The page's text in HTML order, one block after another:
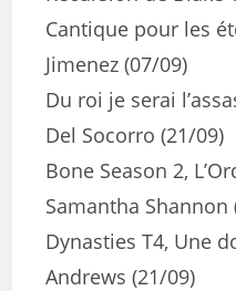
Cantique pour les
Jimenez (07/09)
Du roi je serai
Del Socorro (21/09)
Bone Season 2,
Samantha Shannon
Dynasties T4, Une
Andrews (21/09)